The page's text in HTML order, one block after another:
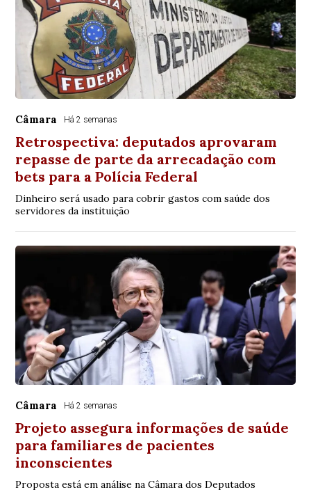
Câmara Há 2 semanas
Retrospectiva: deputados aprovaram
repasse de parte da arrecadação com
bets para a Polícia Federal
Dinheiro será usado para cobrir gastos com saúde dos
servidores da instituição
Câmara Há 2 semanas
Projeto assegura informações de saúde
para familiares de pacientes
inconscientes
Proposta está em análise na Câmara dos Deputados